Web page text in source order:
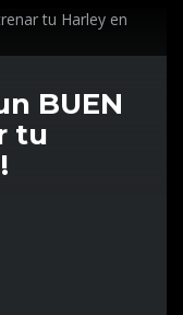
BUEN
tu